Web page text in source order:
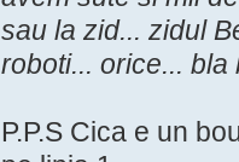
sau la zid... zidul
roboti... orice...
P.P.S Cica e un